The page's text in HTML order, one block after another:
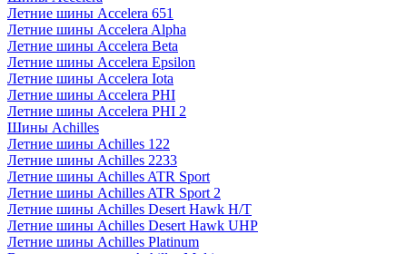
Летние шины Accelera 651
Летние шины Accelera Alpha
Летние шины Accelera Beta
Летние шины Accelera Epsilon
Летние шины Accelera Iota
Летние шины Accelera PHI
Летние шины Accelera PHI 2
Шины Achilles
Летние шины Achilles 122
Летние шины Achilles 2233
Летние шины Achilles ATR Sport
Летние шины Achilles ATR Sport 2
Летние шины Achilles Desert Hawk H/T
Летние шины Achilles Desert Hawk UHP
Летние шины Achilles Platinum